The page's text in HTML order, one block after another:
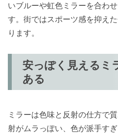
いブルーや虹色ミラーを合わ
す。街ではスポーツ感を抑え
ります。
安っぽく見えるミ
ある
ミラーは色味と反射の仕方で
射がムラっぽい、色が派手す